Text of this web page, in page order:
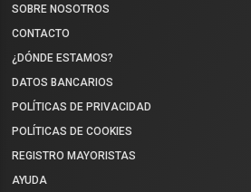
SOBRE NOSOTROS
CONTACTO
¿DÓNDE ESTAMOS?
DATOS BANCARIOS
POLÍTICAS DE PRIVACIDAD
POLÍTICAS DE COOKIES
REGISTRO MAYORISTAS
AYUDA